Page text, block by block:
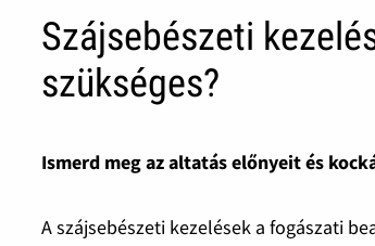
Szájsebészeti
szükséges?
Ismerd meg az altatás előnyeit és
A szájsebészeti kezelések a fogászati